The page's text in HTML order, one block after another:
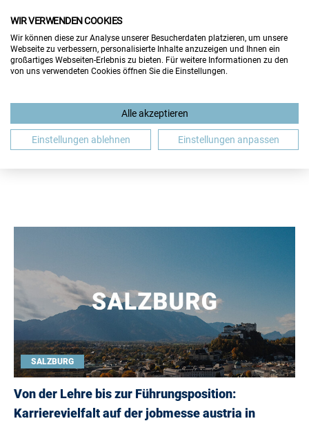
BEWERBUNG GASTBEITRAG GEHALT
JOBMESSE JOBSUCHE SALZBURG WIEN
SALZBURG
Von der Lehre bis zur Führungsposition:
Karrierevielfalt auf der jobmesse austria in
WIR VERWENDEN COOKIES
Wir können diese zur Analyse unserer Besucherdaten platzieren, um unsere
Webseite zu verbessern, personalisierte Inhalte anzuzeigen und Ihnen ein
großartiges Webseiten-Erlebnis zu bieten. Für weitere Informationen zu den
von uns verwendeten Cookies öffnen Sie die Einstellungen.
Alle akzeptieren
Einstellungen ablehnen Einstellungen anpassen